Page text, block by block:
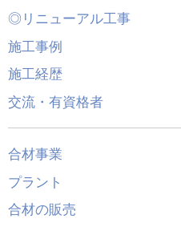
◎リニューアル工事
施工事例
施工経歴
交流・有資格者
合材事業
プラント
合材の販売